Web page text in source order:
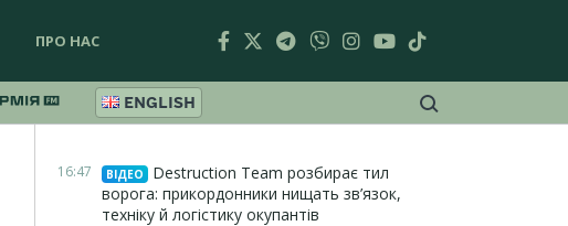
ПРО НАС
ENGLISH
16:47 ВІДЕО
Destruction Team розбирає тил
ворога: прикордонники нищать зв’язок,
техніку й логістику окупантів